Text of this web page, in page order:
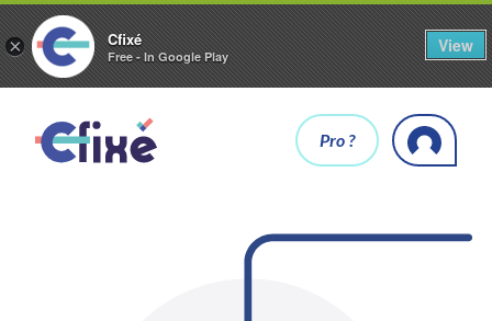
× Cfixé
Free - In Google Play
View
Pro ?